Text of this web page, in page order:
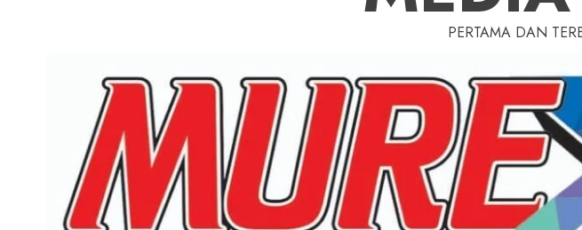
PERTAMA DAN